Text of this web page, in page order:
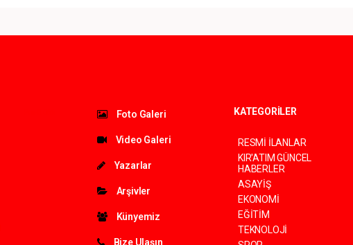
Foto Galeri
Video Galeri
Yazarlar
Arşivler
Künyemiz
Bize Ulaşın
KATEGORİLER
RESMİ İLANLAR
KIR'ATIM GÜNCEL
HABERLER
ASAYİŞ
EKONOMİ
EĞİTİM
TEKNOLOJİ